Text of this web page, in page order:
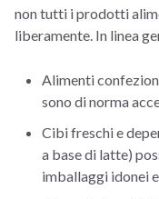
non tutti i prodotti
liberamente. In linea
Alimenti
sono di norma
Cibi freschi e
a base di latte)
imballaggi idonei